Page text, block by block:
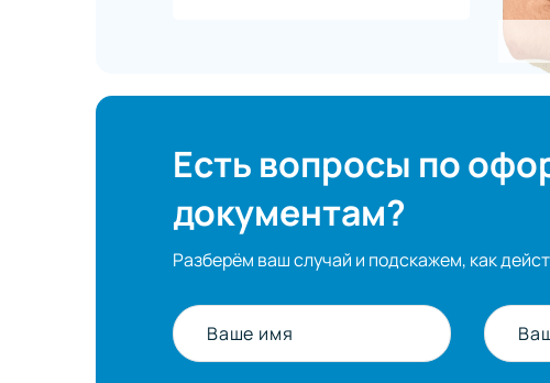
Есть вопросы по
документам?
Разберём ваш случай и подскажем, как
Ваше имя